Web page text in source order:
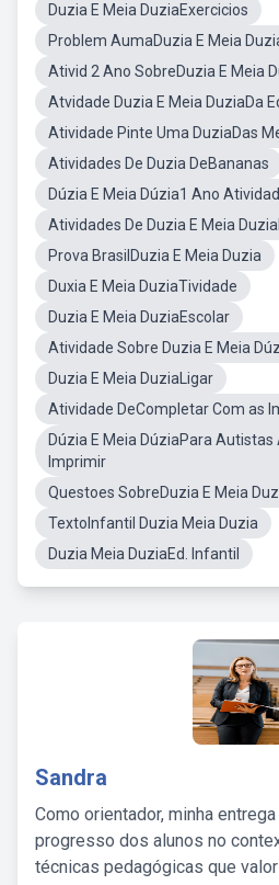
Duzia E Meia DuziaExercicios
Problem AumaDuzia E Meia
Ativid 2 Ano SobreDuzia E Meia
Atvidade Duzia E Meia DuziaDa
Atividade Pinte Uma DuziaDas
Atividades De Duzia DeBananas
Dúzia E Meia Dúzia1 Ano
Atividades De Duzia E Meia
Prova BrasilDuzia E Meia Duzia
Duxia E Meia DuziaTividade
Duzia E Meia DuziaEscolar
Atividade Sobre Duzia E Meia
Duzia E Meia DuziaLigar
Atividade DeCompletar Com as
Dúzia E Meia DúziaPara
Imprimir
Questoes SobreDuzia E Meia
TextoInfantil Duzia Meia Duzia
Duzia Meia DuziaEd. Infantil
Sandra
Como orientador, minha
progresso dos alunos no
técnicas pedagógicas que